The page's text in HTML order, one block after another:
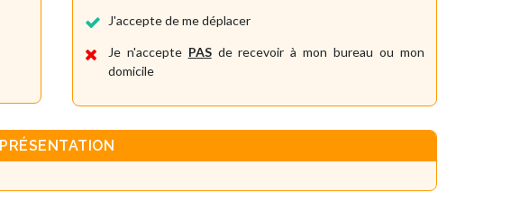
J'accepte de me déplacer
Je n'accepte PASde recevoir à mon bureau ou mon
domicile
PRÉSENTATION